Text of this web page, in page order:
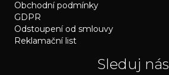
Obchodní podmínky
GDPR
Odstoupení od smlouvy
Reklamační list
Sleduj nás